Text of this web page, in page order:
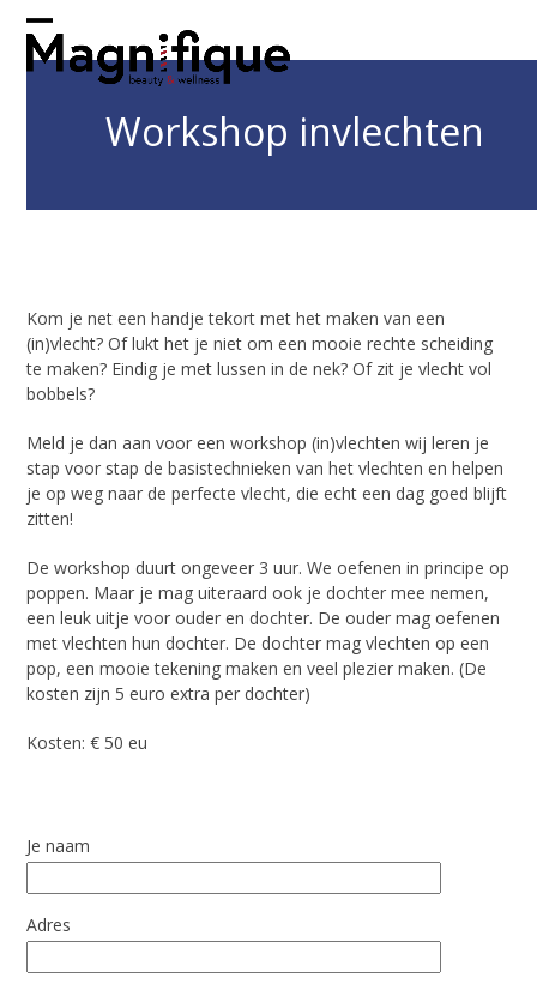
contentOpen
mobile
Close
mobile
Workshop invlechten
Kom je net een handje tekort met het maken van een
(in)vlecht? Of lukt het je niet om een mooie rechte scheiding
te maken? Eindig je met lussen in de nek? Of zit je vlecht vol
bobbels?
Meld je dan aan voor een workshop (in)vlechten wij leren je
stap voor stap de basistechnieken van het vlechten en helpen
je op weg naar de perfecte vlecht, die echt een dag goed blijft
zitten!
De workshop duurt ongeveer 3 uur. We oefenen in principe op
poppen. Maar je mag uiteraard ook je dochter mee nemen,
een leuk uitje voor ouder en dochter. De ouder mag oefenen
met vlechten hun dochter. De dochter mag vlechten op een
pop, een mooie tekening maken en veel plezier maken. (De
kosten zijn 5 euro extra per dochter)
Kosten: € 50 eu
Je naam
Adres